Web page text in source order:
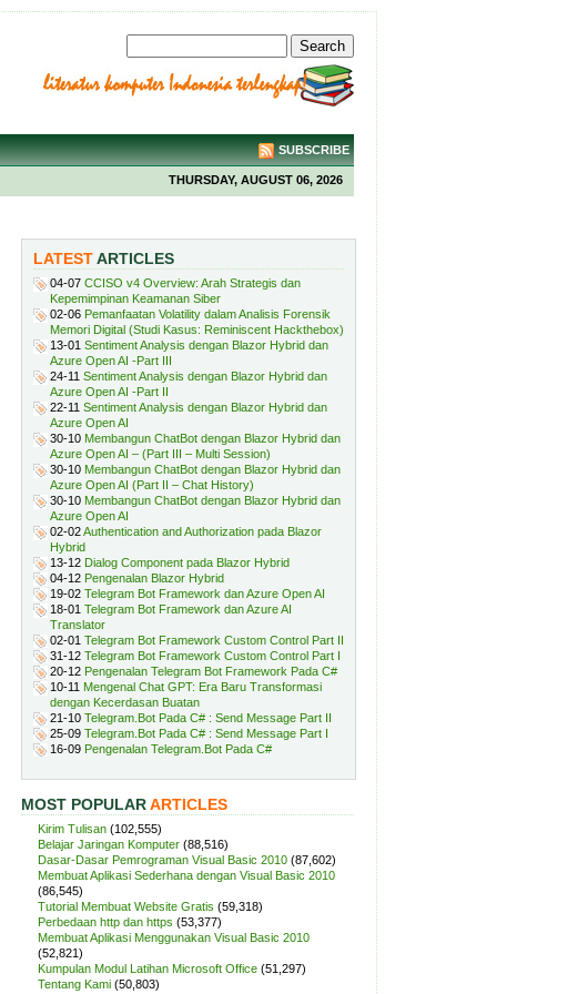
SUBSCRIBE
THURSDAY, AUGUST 06, 2026
LATESTARTICLES
04-07 CCISO v4 Overview: Arah Strategis dan
Kepemimpinan Keamanan Siber
02-06 Pemanfaatan Volatility dalam Analisis Forensik
Memori Digital (Studi Kasus: Reminiscent Hackthebox)
13-01 Sentiment Analysis dengan Blazor Hybrid dan
Azure Open AI -Part III
24-11 Sentiment Analysis dengan Blazor Hybrid dan
Azure Open AI -Part II
22-11 Sentiment Analysis dengan Blazor Hybrid dan
Azure Open AI
30-10 Membangun ChatBot dengan Blazor Hybrid dan
Azure Open AI – (Part III – Multi Session)
30-10 Membangun ChatBot dengan Blazor Hybrid dan
Azure Open AI (Part II – Chat History)
30-10 Membangun ChatBot dengan Blazor Hybrid dan
Azure Open AI
02-02Authentication and Authorization pada Blazor
Hybrid
13-12 Dialog Component pada Blazor Hybrid
04-12 Pengenalan Blazor Hybrid
19-02 Telegram Bot Framework dan Azure Open AI
18-01 Telegram Bot Framework dan Azure AI
Translator
02-01 Telegram Bot Framework Custom Control Part II
31-12 Telegram Bot Framework Custom Control Part I
20-12 Pengenalan Telegram Bot Framework Pada C#
10-11 Mengenal Chat GPT: Era Baru Transformasi
dengan Kecerdasan Buatan
21-10 Telegram.Bot Pada C# : Send Message Part II
25-09 Telegram.Bot Pada C# : Send Message Part I
16-09 Pengenalan Telegram.Bot Pada C#
MOST POPULARARTICLES
Kirim Tulisan (102,555)
Belajar Jaringan Komputer (88,516)
Dasar-Dasar Pemrograman Visual Basic 2010 (87,602)
Membuat Aplikasi Sederhana dengan Visual Basic 2010
(86,545)
Tutorial Membuat Website Gratis (59,318)
Perbedaan http dan https (53,377)
Membuat Aplikasi Menggunakan Visual Basic 2010
(52,821)
Kumpulan Modul Latihan Microsoft Office (51,297)
Tentang Kami (50,803)